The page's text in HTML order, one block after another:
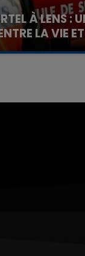
À LENS :
LA VIE
immolé par le